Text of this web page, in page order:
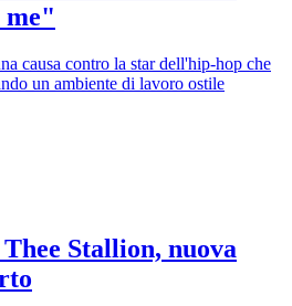
me"
causa contro la star dell'hip-hop che
un ambiente di lavoro ostile
Stallion, nuova